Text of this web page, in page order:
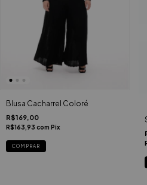
Blusa Cacharrel Coloré
R$169,00
R$163,93 com Pix
COMPRAR